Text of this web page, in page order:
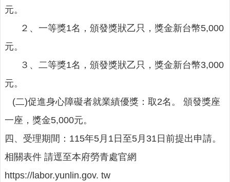
關
連
網
覽
檢
索
查
詢
相
關
元。
２、一等獎1名，頒發獎狀乙只，獎金新台幣5,000
元。
３、二等獎1名，頒發獎狀乙只，獎金新台幣3,000
元。
(二)促進身心障礙者就業績優獎：取2名。 頒發獎座
一座，獎金5,000元。
四、受理期間：115年5月1日至5月31日前提出申請。
相關表件 請逕至本府勞青處官網
https://labor.yunlin.gov. tw